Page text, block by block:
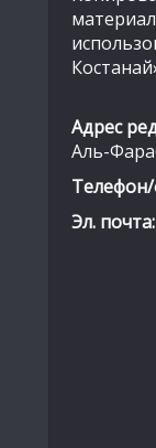
Адрес
Аль-
Телефон/
Эл. почта: